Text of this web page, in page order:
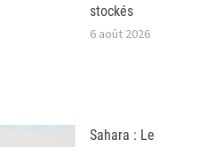
stockés
6 août 2026
Sahara : Le